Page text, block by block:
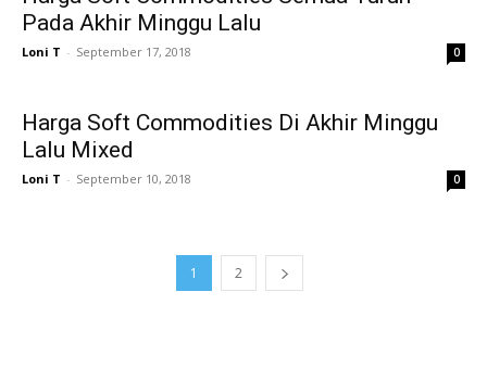
Pada Akhir Minggu Lalu
Loni T - September 17, 2018 0
Harga Soft Commodities Di Akhir Minggu
Lalu Mixed
Loni T - September 10, 2018 0
1 2